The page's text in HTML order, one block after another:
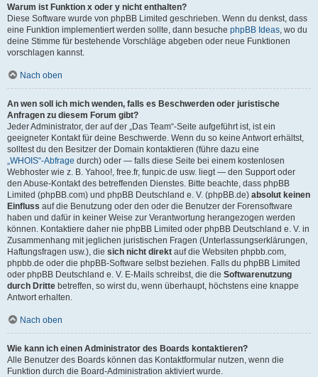
Warum ist Funktion x oder y nicht enthalten?
Diese Software wurde von phpBB Limited geschrieben. Wenn du denkst, dass
eine Funktion implementiert werden sollte, dann besuche phpBB Ideas, wo du
deine Stimme für bestehende Vorschläge abgeben oder neue Funktionen
vorschlagen kannst.
Nach oben
An wen soll ich mich wenden, falls es Beschwerden oder juristische
Anfragen zu diesem Forum gibt?
Jeder Administrator, der auf der „Das Team“-Seite aufgeführt ist, ist ein
geeigneter Kontakt für deine Beschwerde. Wenn du so keine Antwort erhältst,
solltest du den Besitzer der Domain kontaktieren (führe dazu eine
„WHOIS“-Abfrage durch) oder — falls diese Seite bei einem kostenlosen
Webhoster wie z. B. Yahoo!, free.fr, funpic.de usw. liegt — den Support oder
den Abuse-Kontakt des betreffenden Dienstes. Bitte beachte, dass phpBB
Limited (phpBB.com) und phpBB Deutschland e. V. (phpBB.de) absolut keinen
Einfluss auf die Benutzung oder den oder die Benutzer der Forensoftware
haben und dafür in keiner Weise zur Verantwortung herangezogen werden
können. Kontaktiere daher nie phpBB Limited oder phpBB Deutschland e. V. in
Zusammenhang mit jeglichen juristischen Fragen (Unterlassungserklärungen,
Haftungsfragen usw.), die sich nicht direkt auf die Websiten phpbb.com,
phpbb.de oder die phpBB-Software selbst beziehen. Falls du phpBB Limited
oder phpBB Deutschland e. V. E-Mails schreibst, die die Softwarenutzung
durch Dritte betreffen, so wirst du, wenn überhaupt, höchstens eine knappe
Antwort erhalten.
Nach oben
Wie kann ich einen Administrator des Boards kontaktieren?
Alle Benutzer des Boards können das Kontaktformular nutzen, wenn die
Funktion durch die Board-Administration aktiviert wurde.